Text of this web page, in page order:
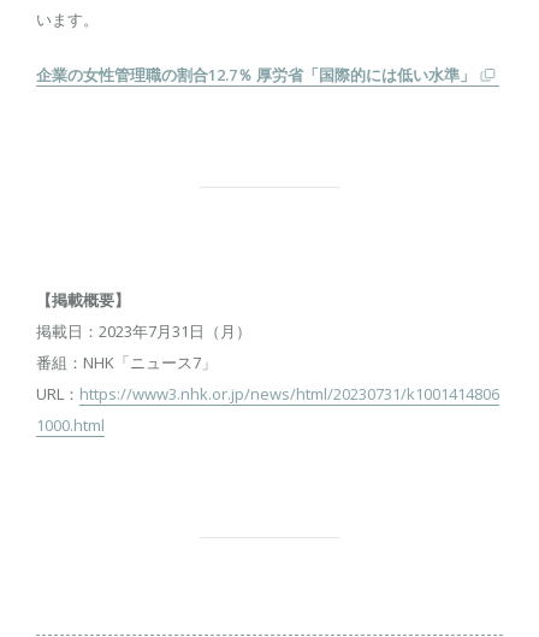
います。
企業の女性管理職の割合12.7％ 厚労省「国際的には低い水準」
【掲載概要】
掲載日：2023年7月31日（月）
番組：NHK「ニュース7」
URL： https://www3.nhk.or.jp/news/html/20230731/k1001414806
1000.html